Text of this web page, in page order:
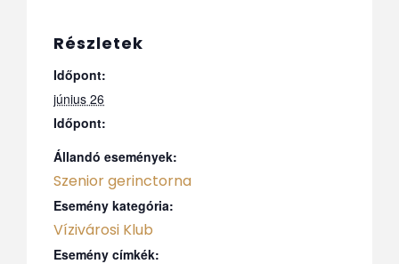
Részletek
Időpont:
június 26
Időpont:
Állandó események:
Szenior gerinctorna
Esemény kategória:
Vízivárosi Klub
Esemény címkék: